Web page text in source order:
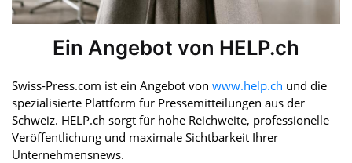
Ein Angebot von HELP.ch
Swiss-Press.com ist ein Angebot von www.help.ch und die
spezialisierte Plattform für Pressemitteilungen aus der
Schweiz. HELP.ch sorgt für hohe Reichweite, professionelle
Veröffentlichung und maximale Sichtbarkeit Ihrer
Unternehmensnews.